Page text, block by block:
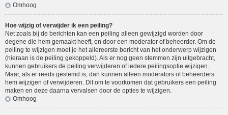
Omhoog
Hoe wijzig of verwijder ik een peiling?
Net zoals bij de berichten kan een peiling alleen gewijzigd worden door
degene die hem gemaakt heeft, en door een moderator of beheerder. Om de
peiling te wijzigen moet je het allereerste bericht van het onderwerp wijzigen
(hieraan is de peiling gekoppeld). Als er nog geen stemmen zijn uitgebracht,
kunnen gebruikers de peiling verwijderen of iedere peilingsoptie wijzigen.
Maar, als er reeds gestemd is, dan kunnen alleen moderators of beheerders
hem wijzigen of verwijderen. Dit om te voorkomen dat gebruikers een peiling
maken en deze daarna vervalsen door de opties te wijzigen.
Omhoog